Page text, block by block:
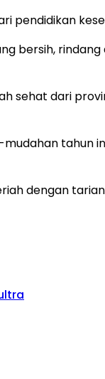
pendidikan
bersih,
sehat dari
tahun
dengan